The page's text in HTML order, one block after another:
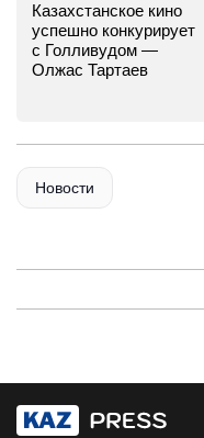
Казахстанское кино
успешно конкурирует
с Голливудом —
Олжас Тартаев
Новости